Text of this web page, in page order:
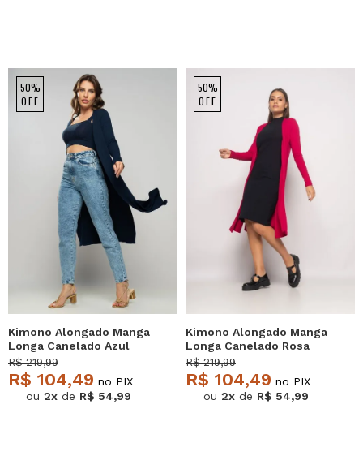
50%
OFF
Kimono Alongado Manga
Longa Canelado Azul
Salvatore
R$ 219,99
R$ 104,49 no PIX
ou 2x de R$ 54,99
50%
OFF
Kimono Alongado Manga
Longa Canelado Rosa
Salvatore
R$ 219,99
R$ 104,49 no PIX
ou 2x de R$ 54,99